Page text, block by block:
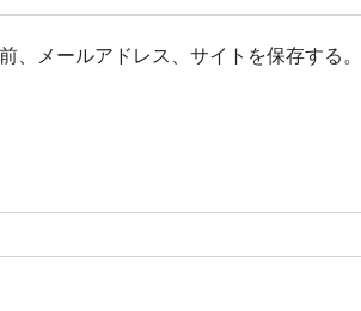
、メールアドレス、サイトを保存する。